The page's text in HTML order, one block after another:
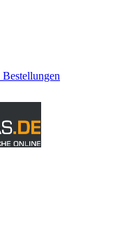
Bestellungen